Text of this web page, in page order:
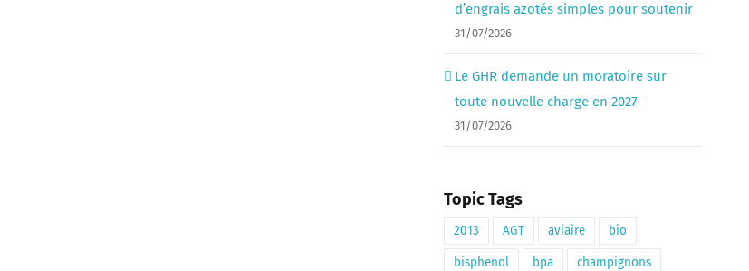
d’engrais azotés simples pour soutenir
31/07/2026
Le GHR demande un moratoire sur
toute nouvelle charge en 2027
31/07/2026
Topic Tags
2013 AGT aviaire bio
bisphenol bpa champignons